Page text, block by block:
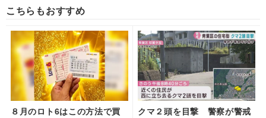
こちらもおすすめ
８月のロト6はこの方法で買
クマ２頭を目撃 警察が警戒